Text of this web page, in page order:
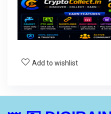
Add to wishlist